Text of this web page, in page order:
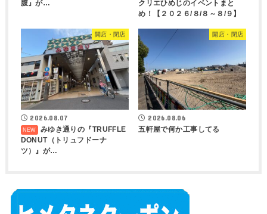
腹』が…
クリエひめじのイベントまと
め！【２０２６/８/８～８/９】
開店・閉店
2026.08.07
みゆき通りの『TRUFFLE
DONUT（トリュフドーナ
ツ）』が…
開店・閉店
2026.08.06
五軒屋で何か工事してる